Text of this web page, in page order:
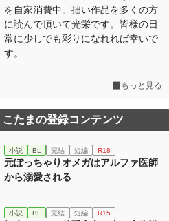
を自家消費中。拙い作品を多くの方
に読んで頂いて光栄です。皆様の日
常に少しでも彩りになれれば幸いで
す。
もっと見る
こたまの登録コンテンツ
小説 BL 完結 短編 R18
元ぽっちゃりオメガはアルファ医師
から溺愛される
小説 BL 完結 短編 R15